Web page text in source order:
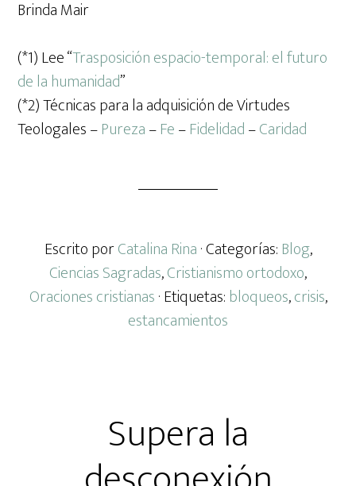
Brinda Mair
(*1) Lee “Trasposición espacio-temporal: el futuro
de la humanidad”
(*2) Técnicas para la adquisición de Virtudes
Teologales –Pureza–Fe–Fidelidad–Caridad
Escrito porCatalina Rina· Categorías: Blog,
Ciencias Sagradas,Cristianismo ortodoxo,
Oraciones cristianas· Etiquetas: bloqueos,crisis,
estancamientos
Supera la